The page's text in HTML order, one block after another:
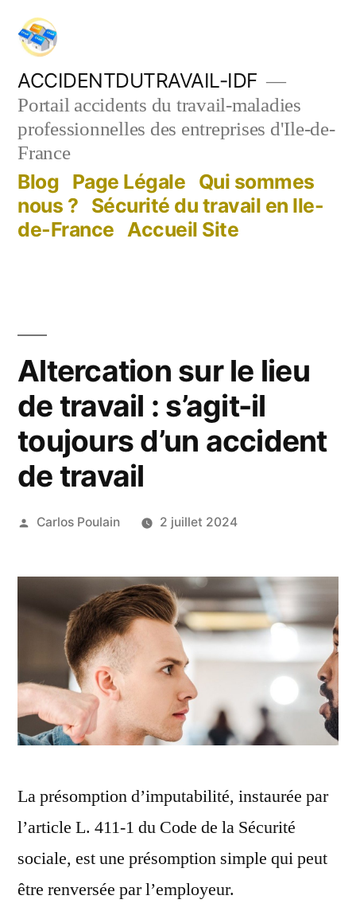
Aller
contenu
ACCIDENTDUTRAVAIL-IDF
Portail accidents du travail-maladies
professionnelles des entreprises d'Ile-de-
France
Blog Page Légale Qui sommes
nous ? Sécurité du travail en Ile-
de-France Accueil Site
Altercation sur le lieu
de travail : s’agit-il
toujours d’un accident
de travail
Publié
Carlos Poulain 2 juillet 2024
La présomption d’imputabilité, instaurée par
l’article L. 411-1 du Code de la Sécurité
sociale, est une présomption simple qui peut
être renversée par l’employeur.